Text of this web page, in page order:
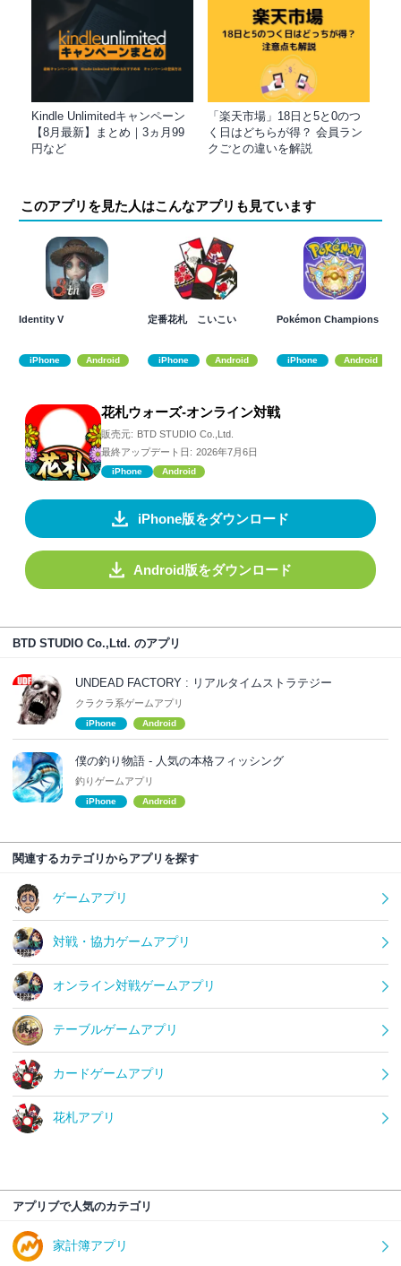
Kindle Unlimitedキャンペーン
【8月最新】まとめ｜3ヵ月99
円など
「楽天市場」18日と5と0のつ
く日はどちらが得？ 会員ラン
クごとの違いを解説
このアプリを見た人はこんなアプリも見ています
Identity V
iPhone Android
定番花札 こいこい
iPhone Android
Pokémon Champions
iPhone Android
花札ウォーズ-オンライン対戦
販売元: BTD STUDIO Co.,Ltd.
最終アップデート日: 2026年7月6日
iPhone Android
iPhone版をダウンロード
Android版をダウンロード
BTD STUDIO Co.,Ltd. のアプリ
UNDEAD FACTORY : リアルタイムストラテジー
クラクラ系ゲームアプリ
iPhone Android
僕の釣り物語 - 人気の本格フィッシング
釣りゲームアプリ
iPhone Android
関連するカテゴリからアプリを探す
ゲームアプリ
対戦・協力ゲームアプリ
オンライン対戦ゲームアプリ
テーブルゲームアプリ
カードゲームアプリ
花札アプリ
アプリブで人気のカテゴリ
家計簿アプリ